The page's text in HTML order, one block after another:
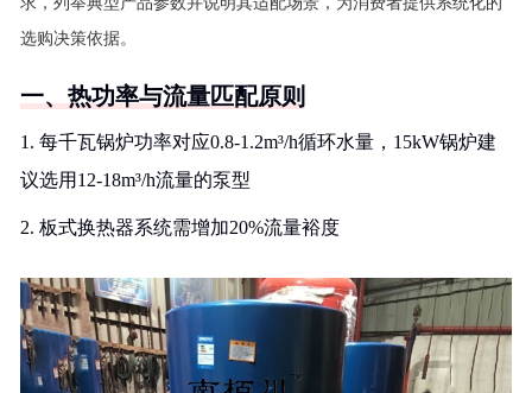
选购决策依据。
一、热功率与流量匹配原则
1. 每千瓦锅炉功率对应0.8-1.2m³/h循环水量，15kW锅炉建
议选用12-18m³/h流量的泵型
2. 板式换热器系统需增加20%流量裕度